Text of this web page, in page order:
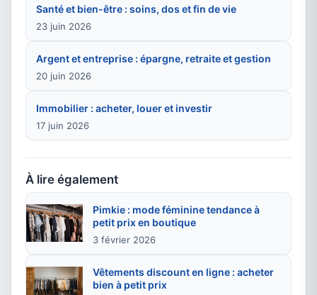
Santé et bien-être : soins, dos et fin de vie
23 juin 2026
Argent et entreprise : épargne, retraite et gestion
20 juin 2026
Immobilier : acheter, louer et investir
17 juin 2026
À lire également
Pimkie : mode féminine tendance à
petit prix en boutique
3 février 2026
Vêtements discount en ligne : acheter
bien à petit prix